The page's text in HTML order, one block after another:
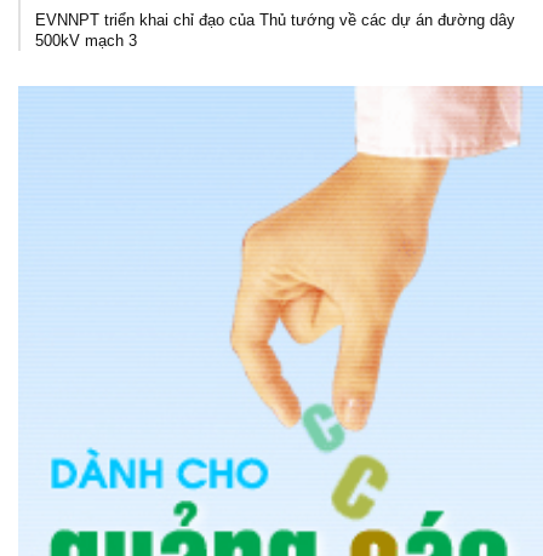
EVNNPT triển khai chỉ đạo của Thủ tướng về các dự án đường dây
500kV mạch 3